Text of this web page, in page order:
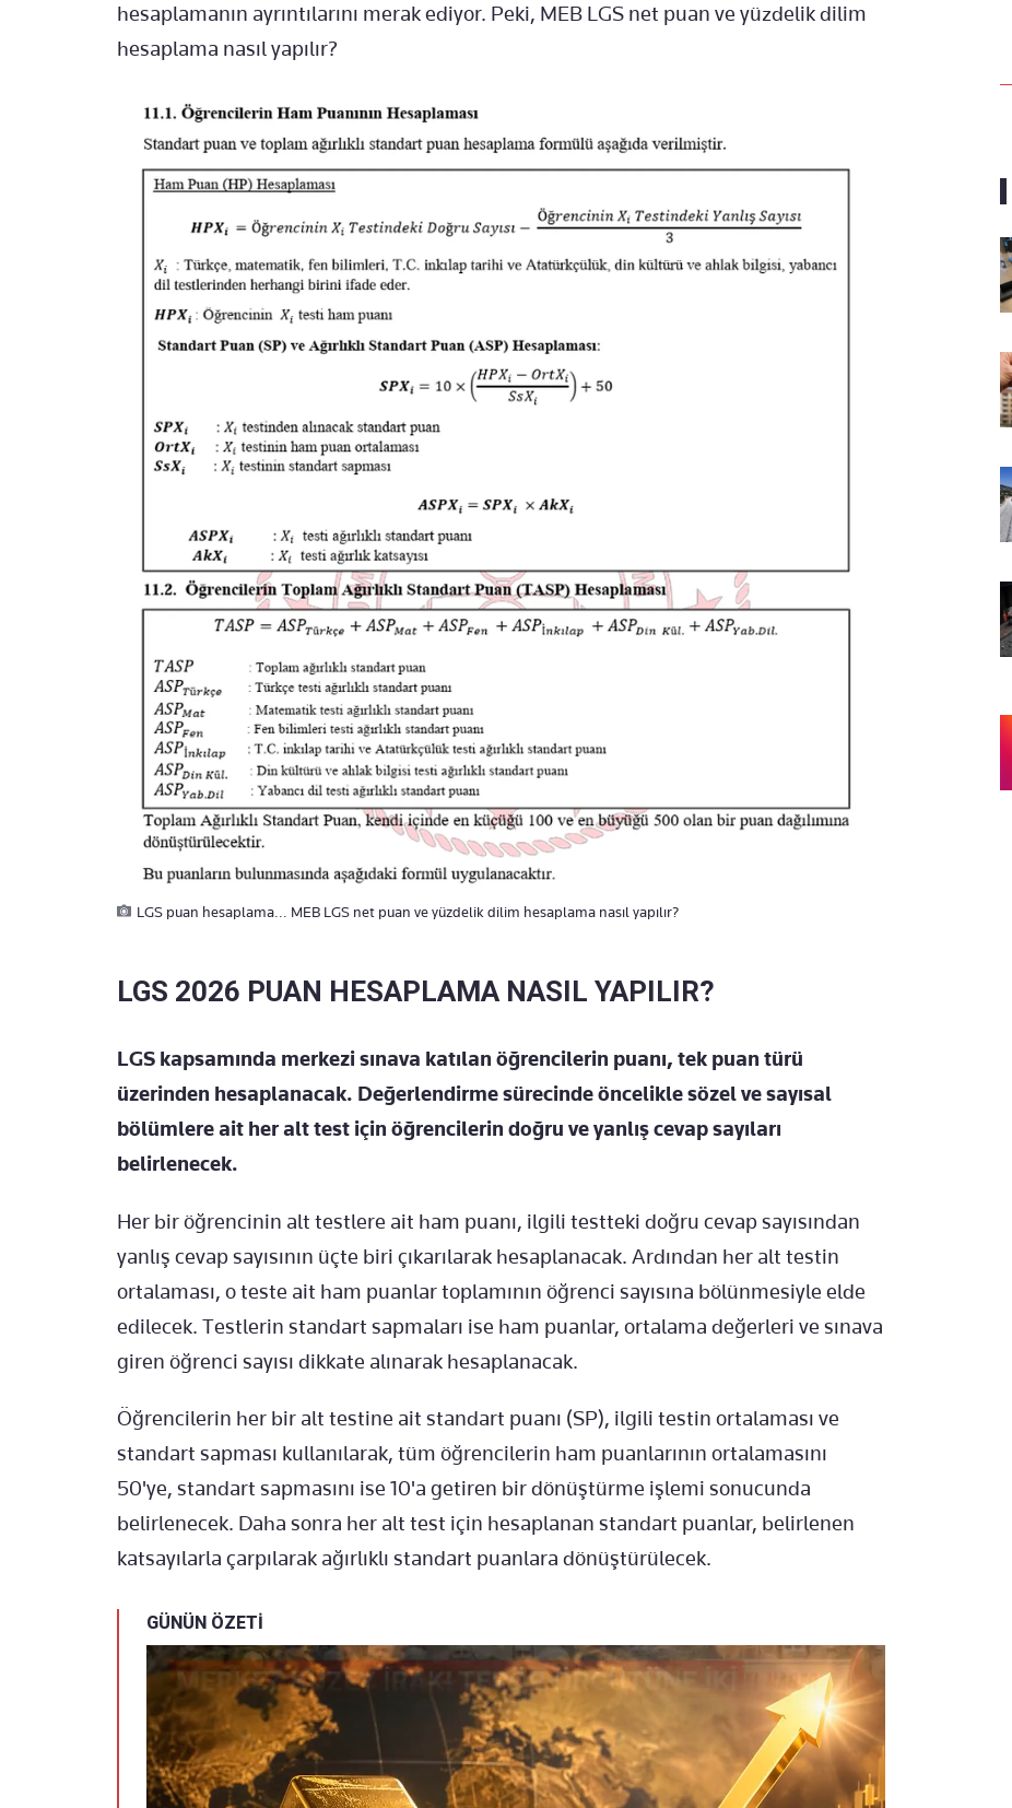
hesaplamanın ayrıntılarını merak ediyor. Peki, MEB LGS net puan ve yüzdelik dilim
hesaplama nasıl yapılır?
LGS puan hesaplama... MEB LGS net puan ve yüzdelik dilim hesaplama nasıl yapılır?
LGS 2026 PUAN HESAPLAMA NASIL YAPILIR?
LGS kapsamında merkezi sınava katılan öğrencilerin puanı, tek puan türü
üzerinden hesaplanacak. Değerlendirme sürecinde öncelikle sözel ve sayısal
bölümlere ait her alt test için öğrencilerin doğru ve yanlış cevap sayıları
belirlenecek.
Her bir öğrencinin alt testlere ait ham puanı, ilgili testteki doğru cevap sayısından
yanlış cevap sayısının üçte biri çıkarılarak hesaplanacak. Ardından her alt testin
ortalaması, o teste ait ham puanlar toplamının öğrenci sayısına bölünmesiyle elde
edilecek. Testlerin standart sapmaları ise ham puanlar, ortalama değerleri ve sınava
giren öğrenci sayısı dikkate alınarak hesaplanacak.
Öğrencilerin her bir alt testine ait standart puanı (SP), ilgili testin ortalaması ve
standart sapması kullanılarak, tüm öğrencilerin ham puanlarının ortalamasını
50'ye, standart sapmasını ise 10'a getiren bir dönüştürme işlemi sonucunda
belirlenecek. Daha sonra her alt test için hesaplanan standart puanlar, belirlenen
katsayılarla çarpılarak ağırlıklı standart puanlara dönüştürülecek.
GÜNÜN ÖZETİ